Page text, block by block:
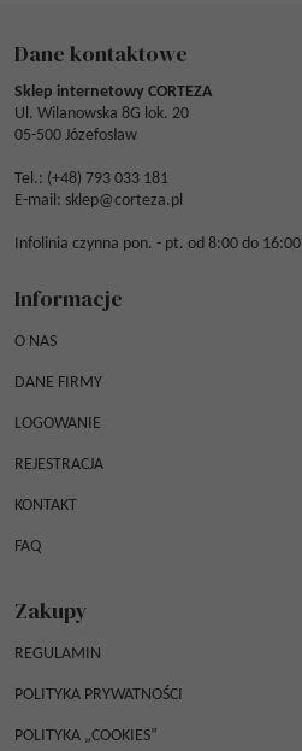
Dane kontaktowe
Sklep internetowy CORTEZA
Ul. Wilanowska 8G lok. 20
05-500 Józefosław
Tel.: (+48) 793 033 181
E-mail: sklep@corteza.pl
Infolinia czynna pon. - pt. od 8:00 do 16:00
Informacje
O NAS
DANE FIRMY
LOGOWANIE
REJESTRACJA
KONTAKT
FAQ
Zakupy
REGULAMIN
POLITYKA PRYWATNOŚCI
POLITYKA „COOKIES”